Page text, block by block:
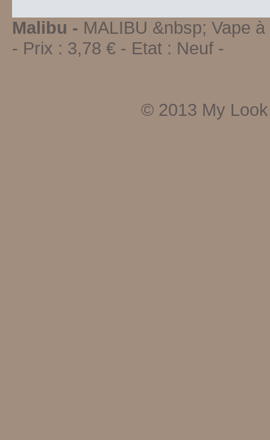
Malibu - MALIBU &nbsp; Vape
- Prix : 3,78 € - Etat : Neuf -
© 2013 My Look